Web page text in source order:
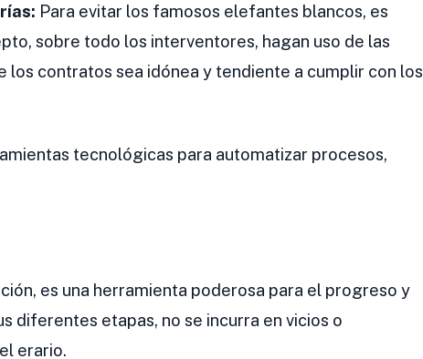
Para evitar los famosos elefantes blancos, es
sobre todo los interventores, hagan uso de las
contratos sea idónea y tendiente a cumplir con los
tecnológicas para automatizar procesos,
es una herramienta poderosa para el progreso y
diferentes etapas, no se incurra en vicios o
erario.